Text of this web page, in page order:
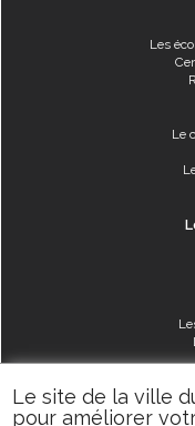
Le site de la ville
pour améliorer
Les
Le
Les